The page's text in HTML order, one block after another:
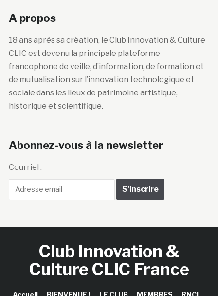
A propos
18 ans après sa création, le Club Innovation & Culture
CLIC est devenu la principale plateforme
francophone de veille, d’information, de formation et
de mutualisation sur l’innovation technologique et
sociale dans les lieux de patrimoine artistique,
historique et scientifique.
Abonnez-vous à la newsletter
Courriel :
Club Innovation &
Culture CLIC France
Accueil BIENVENUE ! LE CLUB MEMBRES RNCI